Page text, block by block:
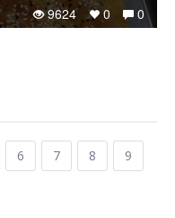
0
0
9624
6 7 8
9